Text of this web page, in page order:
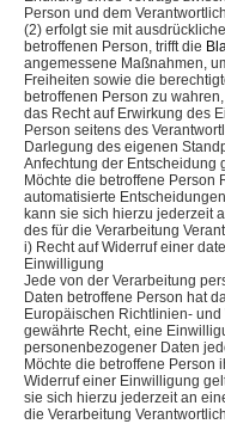
Person und dem
(2) erfolgt sie mit
betroffenen Person, trifft die
angemessene Maßnahmen,
Freiheiten sowie die
betroffenen Person zu
das Recht auf Erwirkung des
Person seitens des
Darlegung des eigenen
Anfechtung der Entscheidung
Möchte die betroffene Person
automatisierte
kann sie sich hierzu jederzeit
des für die Verarbeitung
i) Recht auf Widerruf einer
Einwilligung
Jede von der Verarbeitung
Daten betroffene Person hat
Europäischen Richtlinien-
gewährte Recht, eine
personenbezogener Daten
Möchte die betroffene Person
Widerruf einer Einwilligung
sie sich hierzu jederzeit an
die Verarbeitung